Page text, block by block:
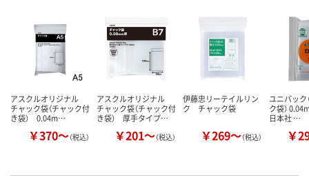
アスクルオリジナル
チャック袋（チャック付
き袋） 0.04m…
￥370～（税込）
アスクルオリジナル
チャック袋（チャック付
き袋） 厚手タイプ…
￥201～（税込）
伊藤忠リーテイルリン
ク チャック袋
￥269～（税込）
ユニパック
ク袋）
日本社 …
￥